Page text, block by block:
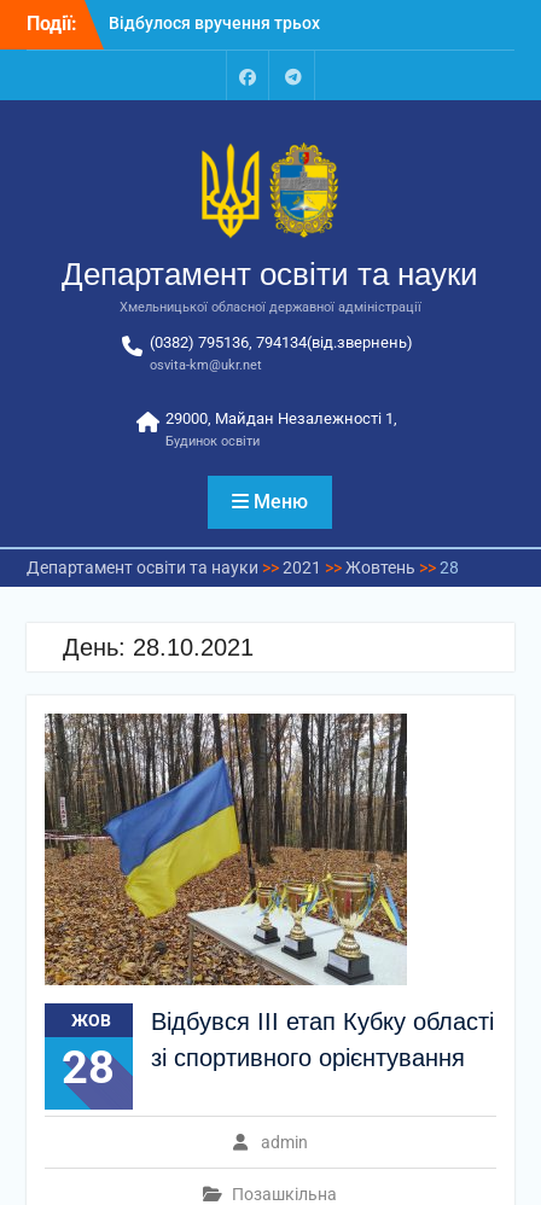
Перейти
Події:
Відбулося вручення трьох
освіти та науки обласної
державної адміністрації
Відбулась обласна
національно-патріотичне
виховання
FacebookTalegram
Департамент освіти та науки
Хмельницької обласної державної адміністрації
(0382) 795136, 794134(від.звернень)
osvita-km@ukr.net
29000, Майдан Незалежності 1,
Будинок освіти
Меню
Департамент освіти та науки >>2021 >>Жовтень >>28
День: 28.10.2021
ЖОВ
28
Відбувся ІІІ етап Кубку області
зі спортивного орієнтування
admin
Позашкільна